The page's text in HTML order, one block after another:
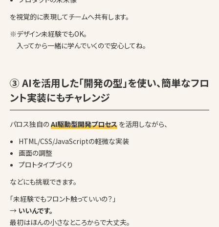
を視覚的に表現してチームへ共有します。
※デザイン未経験でもOK。
入ってから一緒に学んでいくので安心してね。
③ AIを活用した「開発の型」を使い、簡単なフロ
ント実装にもチャレンジ
パロス独自のAI駆動型開発プロセス を活用しながら、
HTML/CSS/JavaScriptの軽微な実装
画面の調整
プロトタイプづくり
などにも挑戦できます。
「未経験でもフロント触っていいの？」
→ いいんです。
最初はほんの小さなところからで大丈夫。